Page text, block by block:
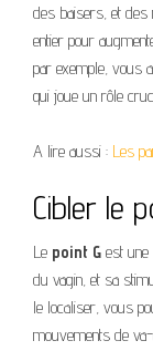
des baisers, et
entier pour
par exemple, vous
qui joue un rôle
A lire aussi : Les
Cibler le
Le point G est une
du vagin, et sa
le localiser, vous
mouvements de